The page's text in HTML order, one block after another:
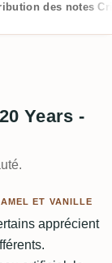
des notes
Years -
ET VANILLE
apprécient